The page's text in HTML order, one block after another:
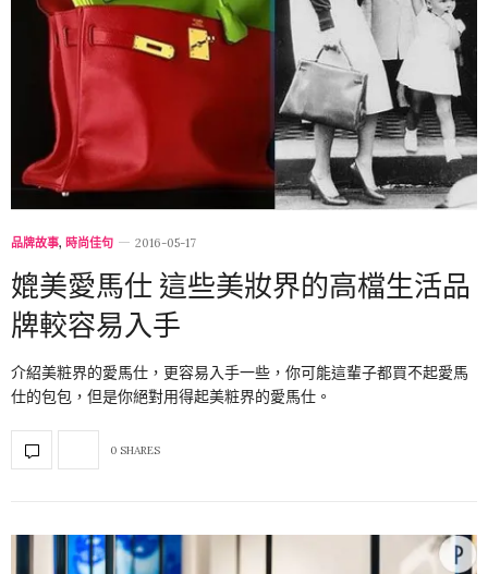
品牌故事, 時尚佳句 2016-05-17
媲美愛馬仕 這些美妝界的高檔生活品
牌較容易入手
介紹美粧界的愛馬仕，更容易入手一些，你可能這輩子都買不起愛馬
仕的包包，但是你絕對用得起美粧界的愛馬仕。
0 SHARES